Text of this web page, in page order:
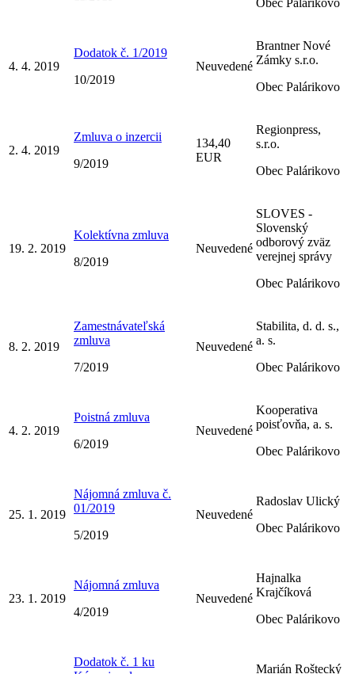
4. 4. 2019
Dodatok č. 1/2019
10/2019
Neuvedené
Brantner Nové
Zámky s.r.o.
Obec Palárikovo
2. 4. 2019
Zmluva o inzercii
9/2019
134,40
EUR
Regionpress,
s.r.o.
Obec Palárikovo
19. 2. 2019
Kolektívna zmluva
8/2019
Neuvedené
SLOVES -
Slovenský
odborový zväz
verejnej správy
Obec Palárikovo
8. 2. 2019
Zamestnávateľská
zmluva
7/2019
Neuvedené
Stabilita, d. d. s.,
a. s.
Obec Palárikovo
4. 2. 2019
Poistná zmluva
6/2019
Neuvedené
Kooperativa
poisťovňa, a. s.
Obec Palárikovo
25. 1. 2019
Nájomná zmluva č.
01/2019
5/2019
Neuvedené
Radoslav Ulický
Obec Palárikovo
23. 1. 2019
Nájomná zmluva
4/2019
Neuvedené
Hajnalka
Krajčíková
Obec Palárikovo
Dodatok č. 1 ku
Marián Roštecký